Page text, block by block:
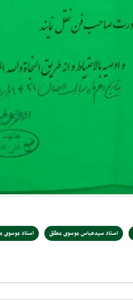
استاد سیدعباس موسوی مطلق استاد موسوی